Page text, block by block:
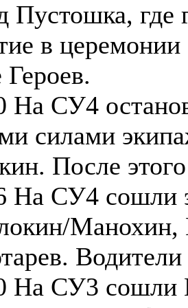
Пустошка,
в
На СУ4
силами
После
На СУ4 сошли
Водители
На СУ3 сошли